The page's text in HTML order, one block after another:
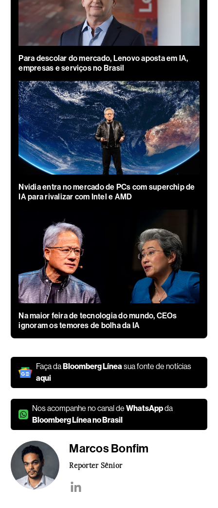
Para descolar do mercado, Lenovo aposta em IA,
empresas e serviços no Brasil
Nvidia entra no mercado de PCs com superchip de
IA para rivalizar com Intel e AMD
Na maior feira de tecnologia do mundo, CEOs
ignoram os temores de bolha da IA
Faça daBloomberg Líneasua fonte de notícias
aqui
Nos acompanhe no canal deWhatsAppda
Bloomberg Línea no Brasil
Marcos Bonfim
Repórter Sênior